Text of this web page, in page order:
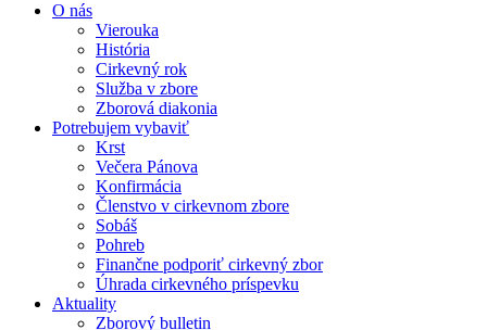
O nás
Vierouka
História
Cirkevný rok
Služba v zbore
Zborová diakonia
Potrebujem vybaviť
Krst
Večera Pánova
Konfirmácia
Členstvo v cirkevnom zbore
Sobáš
Pohreb
Finančne podporiť cirkevný zbor
Úhrada cirkevného príspevku
Aktuality
Zborový bulletin